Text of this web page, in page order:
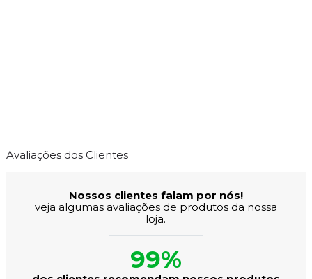
Avaliações dos Clientes
Nossos clientes falam por nós!
veja algumas avaliações de produtos da nossa
loja.
99%